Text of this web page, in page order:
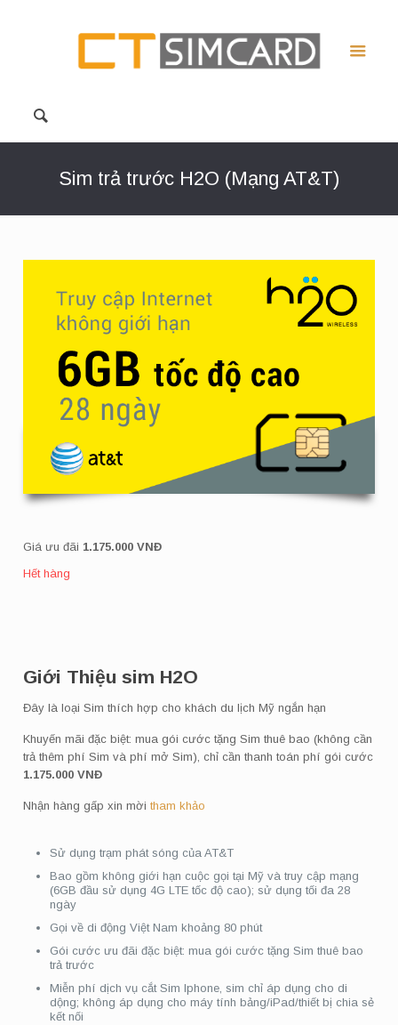
Sim trả trước H2O (Mạng AT&T)
Giá ưu đãi 1.175.000 VNĐ
Giới Thiệu sim H2O
Đây là loại Sim thích hợp cho khách du lịch Mỹ ngắn hạn
Khuyến mãi đặc biệt: mua gói cước tặng Sim thuê bao (không cần
trả thêm phí Sim và phí mở Sim), chỉ cần thanh toán phí gói cước
1.175.000 VNĐ
Nhận hàng gấp xin mờitham khảo
Sử dụng trạm phát sóng của AT&T
Bao gồm không giới hạn cuộc gọi tại Mỹ và truy cập mạng
(6GB đầu sử dụng 4G LTE tốc độ cao); sử dụng tối đa 28
ngày
Gọi về di động Việt Nam khoảng 80 phút
Gói cước ưu đãi đặc biệt: mua gói cước tặng Sim thuê bao
trả trước
Miễn phí dịch vụ cắt Sim Iphone, sim chỉ áp dụng cho di
dộng; không áp dụng cho máy tính bảng/iPad/thiết bị chia sẻ
kết nối